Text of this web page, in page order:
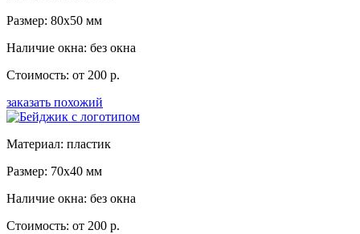
Размер: 80x50 мм
Наличие окна: без окна
Стоимость: от 200 р.
заказать похожий
Материал: пластик
Размер: 70x40 мм
Наличие окна: без окна
Стоимость: от 200 р.